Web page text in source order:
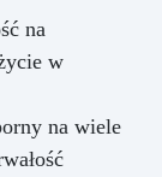
na
w
na wiele